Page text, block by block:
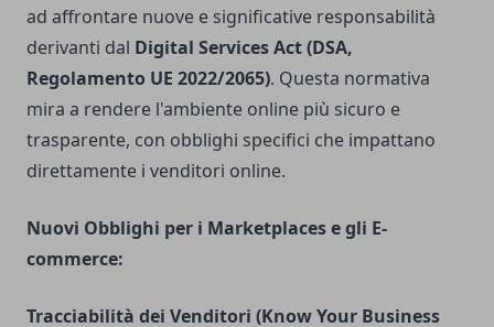
ad affrontare nuove e significative responsabilità
derivanti dal Digital Services Act (DSA,
Regolamento UE 2022/2065). Questa normativa
mira a rendere l'ambiente online più sicuro e
trasparente, con obblighi specifici che impattano
direttamente i venditori online.
Nuovi Obblighi per i Marketplaces e gli E-
commerce:
Tracciabilità dei Venditori (Know Your Business